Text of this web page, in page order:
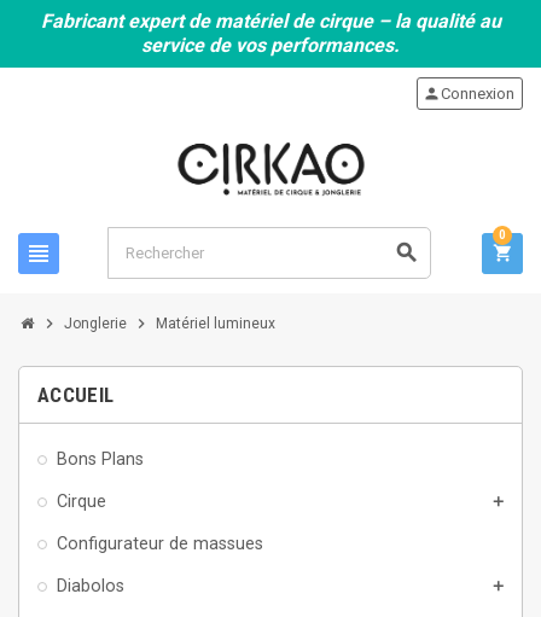
Fabricant expert de matériel de cirque – la qualité au
service de vos performances.
view_headline search
personConnexion
shopping_cart
0
chevron_right Jonglerie chevron_right Matériel lumineux
ACCUEIL
Bons Plans
Cirque add
Configurateur de massues
Diabolos add